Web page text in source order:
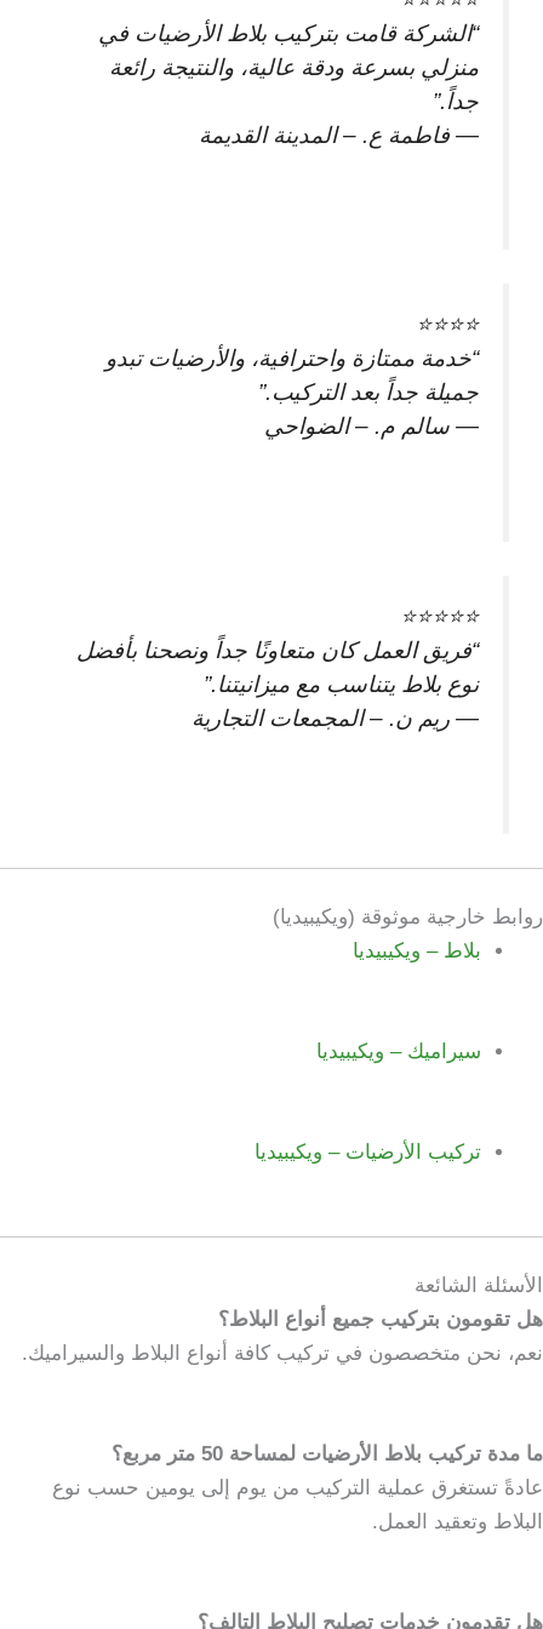
“الشركة قامت بتركيب بلاط الأرضيات في
منزلي بسرعة ودقة عالية، والنتيجة رائعة
جداً.”
— فاطمة ع. – المدينة القديمة
⭐⭐⭐⭐
“خدمة ممتازة واحترافية، والأرضيات تبدو
جميلة جداً بعد التركيب.”
— سالم م. – الضواحي
⭐⭐⭐⭐⭐
“فريق العمل كان متعاونًا جداً ونصحنا بأفضل
نوع بلاط يتناسب مع ميزانيتنا.”
— ريم ن. – المجمعات التجارية
روابط خارجية موثوقة (ويكيبيديا)
بلاط – ويكيبيديا
سيراميك – ويكيبيديا
تركيب الأرضيات – ويكيبيديا
الأسئلة الشائعة
هل تقومون بتركيب جميع أنواع البلاط؟
نعم، نحن متخصصون في تركيب كافة أنواع البلاط والسيراميك.
ما مدة تركيب بلاط الأرضيات لمساحة 50 متر مربع؟
عادةً تستغرق عملية التركيب من يوم إلى يومين حسب نوع
البلاط وتعقيد العمل.
هل تقدمون خدمات تصليح البلاط التالف؟